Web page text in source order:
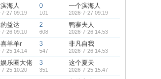
海人
7-27 09:19
0
101
一个滨海人
2026-7-27 09:19
益达
7-26 09:10
2
608
鸭寨夫人
2026-7-26 14:53
羊羊r
7-25 14:14
3
547
非凡自我
2026-7-26 14:53
乐圈大佬
7-25 10:20
3
351
这个夏天
2026-7-25 15:47